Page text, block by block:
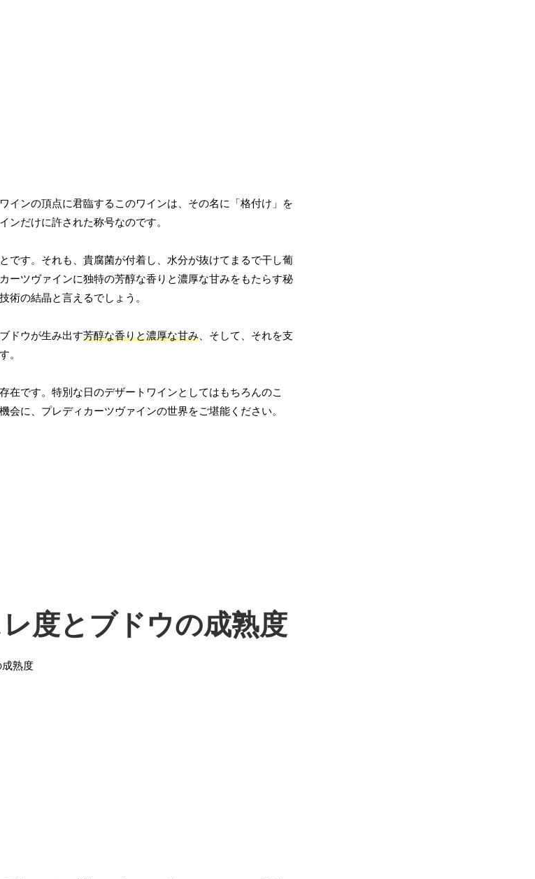
インの頂点に君臨するこのワインは、その名に「格付け」を
ンだけに許された称号なのです。
です。それも、貴腐菌が付着し、水分が抜けてまるで干し葡
ーツヴァインに独特の芳醇な香りと濃厚な甘みをもたらす秘
術の結晶と言えるでしょう。
ドウが生み出す芳醇な香りと濃厚な甘み 、そして、それを支
。
在です。特別な日のデザートワインとしてはもちろんのこ
に、プレディカーツヴァインの世界をご堪能ください。
度とブドウの成熟度